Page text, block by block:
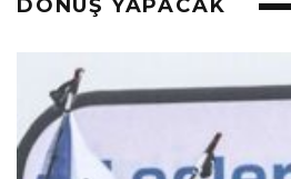
DÖNÜŞ YAPACAK